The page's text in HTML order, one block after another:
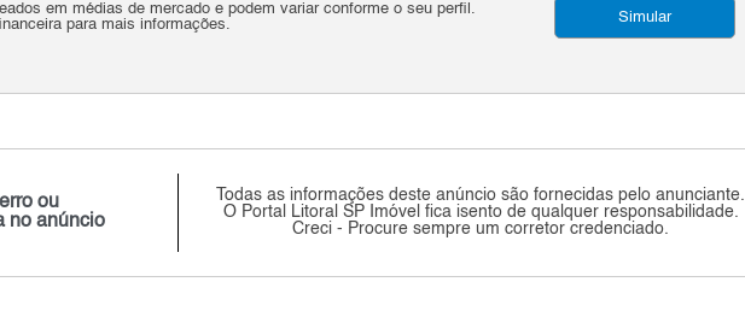
em médias de mercado e podem variar conforme o seu perfil.
para mais informações.
Simular
ou
no anúncio
Todas as informações deste anúncio são fornecidas pelo anunciante.
O Portal Litoral SP Imóvel fica isento de qualquer responsabilidade.
Creci - Procure sempre um corretor credenciado.